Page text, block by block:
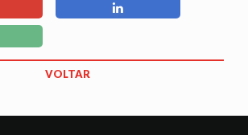
VOLTAR